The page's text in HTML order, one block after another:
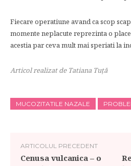
Fiecare operatiune avand ca scop
momente neplacute reprezinta o
acestia par ceva mult mai speriati la
Articol realizat de Tatiana Tuţă
MUCOZITATILE NAZALE
ARTICOLUL PRECEDENT
Cenusa vulcanica – o